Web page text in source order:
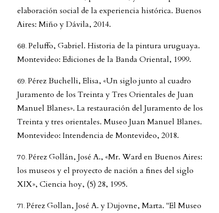
elaboración social de la experiencia histórica. Buenos
Aires: Miño y Dávila, 2014.
Peluffo, Gabriel. Historia de la pintura uruguaya.
Montevideo: Ediciones de la Banda Oriental, 1999.
Pérez Buchelli, Elisa, «Un siglo junto al cuadro
Juramento de los Treinta y Tres Orientales de Juan
Manuel Blanes». La restauración del Juramento de los
Treinta y tres orientales. Museo Juan Manuel Blanes.
Montevideo: Intendencia de Montevideo, 2018.
Pérez Gollán, José A., «Mr. Ward en Buenos Aires:
los museos y el proyecto de nación a fines del siglo
XIX», Ciencia hoy, (5) 28, 1995.
Pérez Gollan, José A. y Dujovne, Marta. "El Museo